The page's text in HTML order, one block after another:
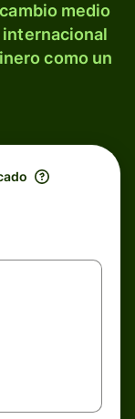
medio
internacional
como un